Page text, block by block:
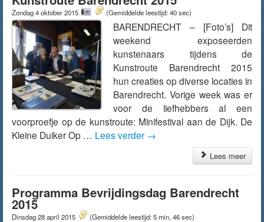
Zondag 4 oktober 2015 (Gemiddelde leestijd: 40 sec)
BARENDRECHT – [Foto’s] Dit
weekend exposeerden
kunstenaars tijdens de
Kunstroute Barendrecht 2015
hun creaties op diverse locaties in
Barendrecht. Vorige week was er
voor de liefhebbers al een
voorproefje op de kunstroute: Minifestival aan de Dijk. De
Kleine Duiker Op … Lees verder →
Lees meer
Programma Bevrijdingsdag Barendrecht
2015
Dinsdag 28 april 2015 (Gemiddelde leestijd: 5 min, 46 sec)